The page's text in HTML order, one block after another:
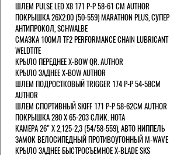
ШЛЕМ PULSE LED X8 171 Р-Р 58-61 СМ AUTHOR
ПОКРЫШКА 26X2.00 (50-559) MARATHON PLUS, СУПЕР
АНТИПРОКОЛ, SCHWALBE
СМАЗКА 100МЛ TF2 PERFORMANCE CHAIN LUBRICANT
WELDTITE
КРЫЛО ПЕРЕДНЕЕ X-BOW QR. AUTHOR
КРЫЛО ЗАДНЕЕ X-BOW AUTHOR
ШЛЕМ ПОДРОСТКОВЫЙ TRIGGER 174 Р-Р 54-58СМ
AUTHOR
ШЛЕМ СПОРТИВНЫЙ SKIFF 171 Р-Р 58-62СМ AUTHOR
ПОКРЫШКА 280 X 65-203 СЛИК. HOTA
КАМЕРА 26" X 2,125-2,3 (54/58-559), АВТО НИППЕЛЬ
ЗАМОК ВЕЛОСИПЕДНЫЙ ПРОТИВОУГОННЫЙ M-WAVE
КРЫЛО ЗАДНЕЕ БЫСТРОСЪЕМНОЕ X-BLADE SKS